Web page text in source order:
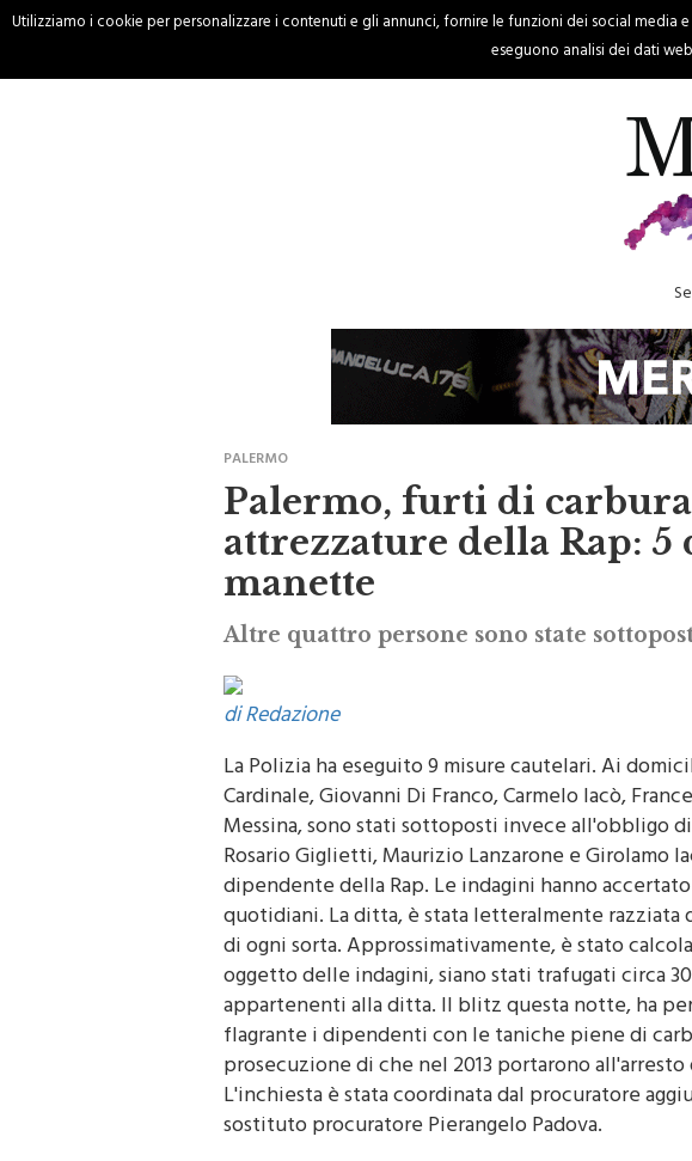
HOME CRONACA PALERMO
Palermo, furti di
attrezzature della Rap:
manette
Altre quattro persone sono state
di Redazione
La Polizia ha eseguito 9 misure cautelari. Ai
Cardinale, Giovanni Di Franco, Carmelo Iacò,
Messina, sono stati sottoposti invece all'obbligo
Rosario Giglietti, Maurizio Lanzarone e Girolamo
dipendente della Rap. Le indagini hanno
quotidiani. La ditta, è stata letteralmente
di ogni sorta. Approssimativamente, è stato
oggetto delle indagini, siano stati trafugati circa
appartenenti alla ditta. Il blitz questa notte, ha
flagrante i dipendenti con le taniche piene di
prosecuzione di che nel 2013 portarono
L'inchiesta è stata coordinata dal procuratore
sostituto procuratore Pierangelo Padova.
Utilizziamo i cookie per personalizzare i contenuti e gli annunci, fornire le funzioni dei social
eseguono analisi dei dati